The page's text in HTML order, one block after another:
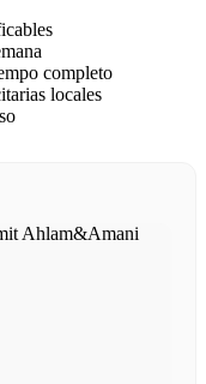
completo
locales